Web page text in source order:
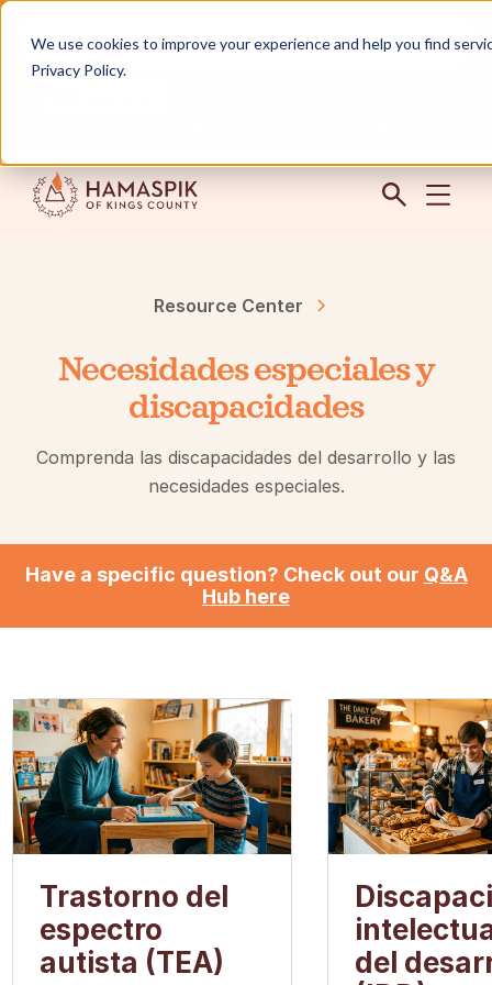
We use cookies to improve your experience and help you find
Privacy Policy.
correo electrónico
Resource Center
Necesidades especiales y
discapacidades
Comprenda las discapacidades del desarrollo y las
necesidades especiales.
Have a specific question? Check out our Q&A
Hub here
Trastorno del
espectro
autista (TEA)
del